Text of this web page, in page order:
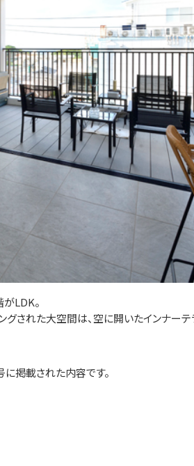
LDK。
ングされた大空間は、空に開いたインナー
掲載された内容です。